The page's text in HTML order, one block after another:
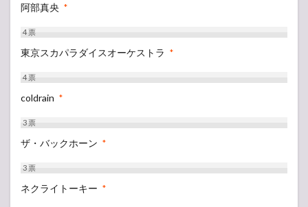
阿部真央 *
4票
東京スカパラダイスオーケストラ *
4票
coldrain *
3票
ザ・バックホーン *
3票
ネクライトーキー *